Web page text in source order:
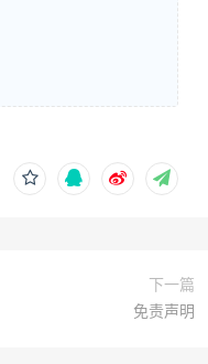
下一篇
免责声明